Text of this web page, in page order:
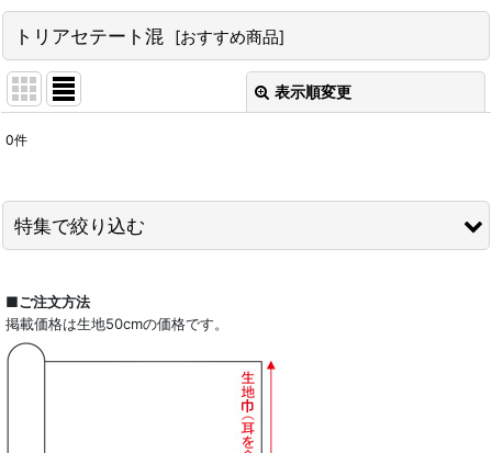
トリアセテート混 [おすすめ商品]
表示順変更
並び順 :
0件
特集で絞り込む
ドレスシャツ
■ご注文方法
掲載価格は生地50cmの価格です。